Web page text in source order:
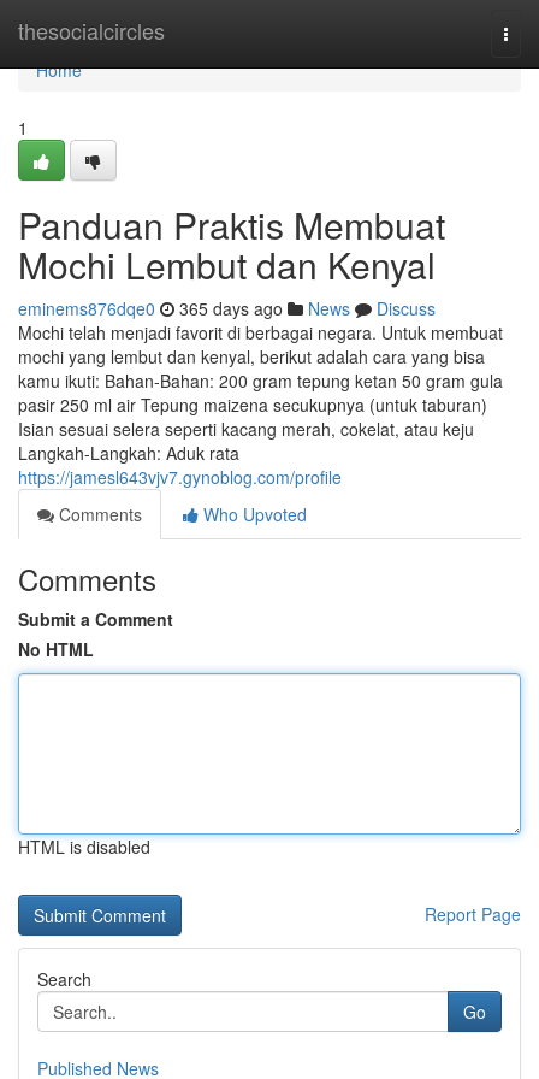
thesocialcircles
Home
Home
1
Panduan Praktis Membuat
Mochi Lembut dan Kenyal
eminems876dqe0 365 days ago News
Discuss
Mochi telah menjadi favorit di berbagai negara. Untuk membuat
mochi yang lembut dan kenyal, berikut adalah cara yang bisa
kamu ikuti: Bahan-Bahan: 200 gram tepung ketan 50 gram gula
pasir 250 ml air Tepung maizena secukupnya (untuk taburan)
Isian sesuai selera seperti kacang merah, cokelat, atau keju
Langkah-Langkah: Aduk rata
https://jamesl643vjv7.gynoblog.com/profile
Comments
Who Upvoted
Comments
Submit a Comment
No HTML
HTML is disabled
Report Page
Search
Go
Published News